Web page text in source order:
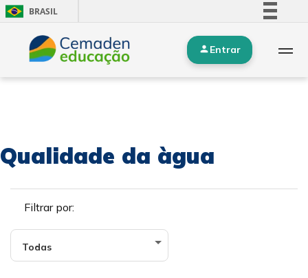
BRASIL
Simplifique!
Comunica BR
Entrar
Qualidade da àgua
Filtrar por: